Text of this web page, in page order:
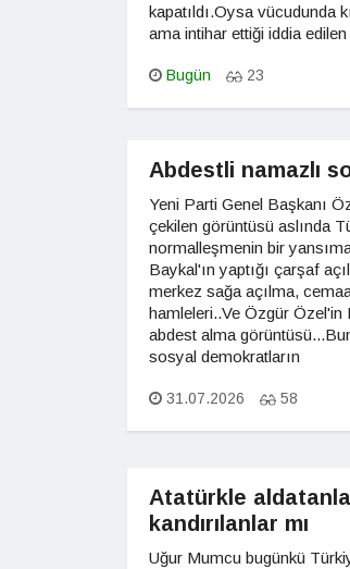
kapatıldı.Oysa vücudunda
ama intihar ettiği iddia
Bugün 23
Abdestli namazlı
Yeni Parti Genel Başkanı
çekilen görüntüsü aslında
normalleşmenin bir
Baykal'ın yaptığı çarşaf
merkez sağa açılma,
hamleleri..Ve Özgür Özel'in
abdest alma
sosyal demokratların
31.07.2026 58
Atatürkle
kandırılanlar mı
Uğur Mumcu bugünkü